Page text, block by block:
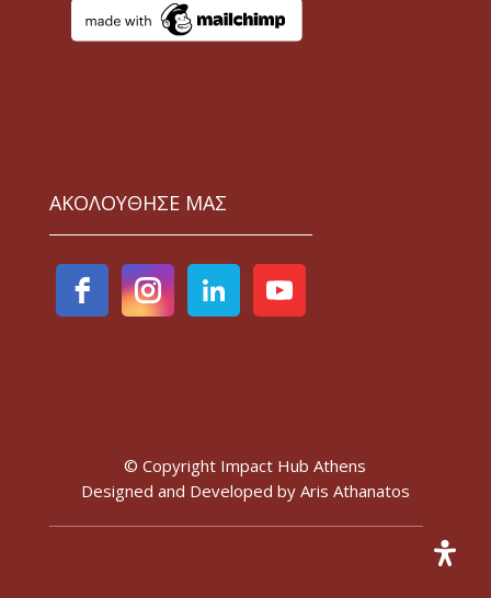
ΑΚΟΛΟΥΘΗΣΕ ΜΑΣ
© Copyright Impact Hub Athens
Designed and Developed by Aris Athanatos